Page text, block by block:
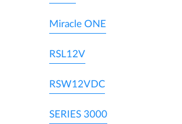
Miracle ONE
RSL12V
RSW12VDC
SERIES 3000